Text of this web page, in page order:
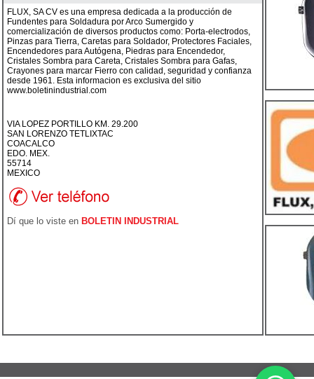
FLUX, SA CV es una empresa dedicada a la producción de
Fundentes para Soldadura por Arco Sumergido y
comercialización de diversos productos como: Porta-electrodos,
Pinzas para Tierra, Caretas para Soldador, Protectores Faciales,
Encendedores para Autógena, Piedras para Encendedor,
Cristales Sombra para Careta, Cristales Sombra para Gafas,
Crayones para marcar Fierro con calidad, seguridad y confianza
desde 1961. Esta informacion es exclusiva del sitio
www.boletinindustrial.com
VIA LOPEZ PORTILLO KM. 29.200
SAN LORENZO TETLIXTAC
COACALCO
EDO. MEX.
55714
MEXICO
Dí que lo viste en BOLETIN INDUSTRIAL